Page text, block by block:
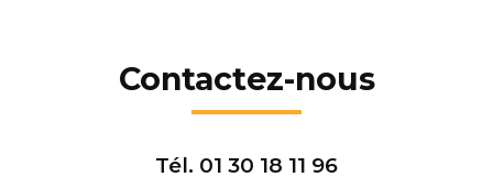
Contactez-nous
Tél. 01 30 18 11 96